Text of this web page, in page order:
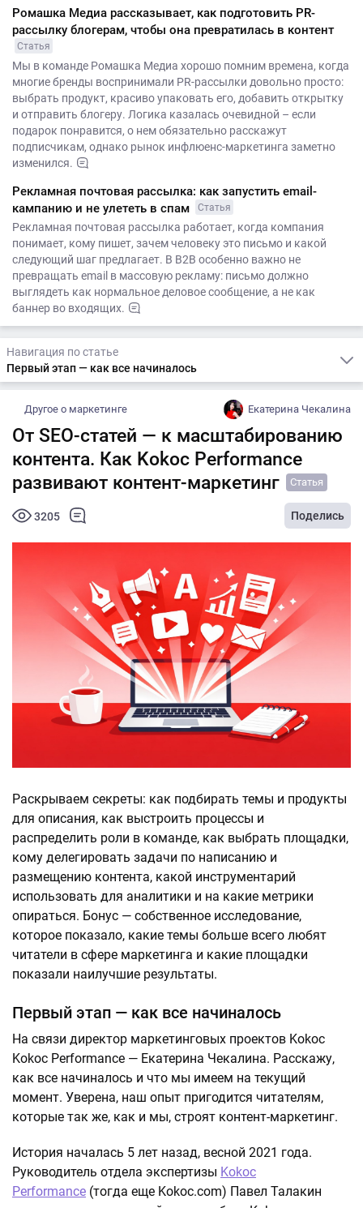
Ромашка Медиа рассказывает, как подготовить PR-
рассылку блогерам, чтобы она превратилась в контент
Статья
Мы в команде Ромашка Медиа хорошо помним времена, когда
многие бренды воспринимали PR-рассылки довольно просто:
выбрать продукт, красиво упаковать его, добавить открытку
и отправить блогеру. Логика казалась очевидной – если
подарок понравится, о нем обязательно расскажут
подписчикам, однако рынок инфлюенс-маркетинга заметно
изменился.
Рекламная почтовая рассылка: как запустить email-
кампанию и не улететь в спам
Статья
Рекламная почтовая рассылка работает, когда компания
понимает, кому пишет, зачем человеку это письмо и какой
следующий шаг предлагает. В B2B особенно важно не
превращать email в массовую рекламу: письмо должно
выглядеть как нормальное деловое сообщение, а не как
баннер во входящих.
Навигация по статье
Первый этап — как все начиналось
Другое о маркетинге Екатерина Чекалина
От SEO-статей — к масштабированию
контента. Как Kokoc Performance
развивают контент-маркетинг
Статья
3205 Поделись
Раскрываем секреты: как подбирать темы и продукты
для описания, как выстроить процессы и
распределить роли в команде, как выбрать площадки,
кому делегировать задачи по написанию и
размещению контента, какой инструментарий
использовать для аналитики и на какие метрики
опираться. Бонус — собственное исследование,
которое показало, какие темы больше всего любят
читатели в сфере маркетинга и какие площадки
показали наилучшие результаты.
Первый этап — как все начиналось
На связи директор маркетинговых проектов Kokoc
Kokoc Performance — Екатерина Чекалина. Расскажу,
как все начиналось и что мы имеем на текущий
момент. Уверена, наш опыт пригодится читателям,
которые так же, как и мы, строят контент-маркетинг.
История началась 5 лет назад, весной 2021 года.
Руководитель отдела экспертизы Kokoc
Performance (тогда еще Kokoc.com) Павел Талакин